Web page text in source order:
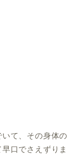
いて、その身体の
口でさえずりま